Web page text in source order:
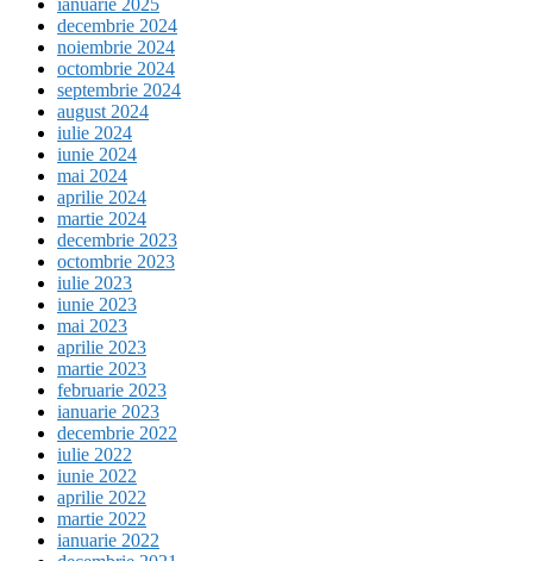
decembrie 2024
noiembrie 2024
octombrie 2024
septembrie 2024
august 2024
iulie 2024
iunie 2024
mai 2024
aprilie 2024
martie 2024
decembrie 2023
octombrie 2023
iulie 2023
iunie 2023
mai 2023
aprilie 2023
martie 2023
februarie 2023
ianuarie 2023
decembrie 2022
iulie 2022
iunie 2022
aprilie 2022
martie 2022
ianuarie 2022